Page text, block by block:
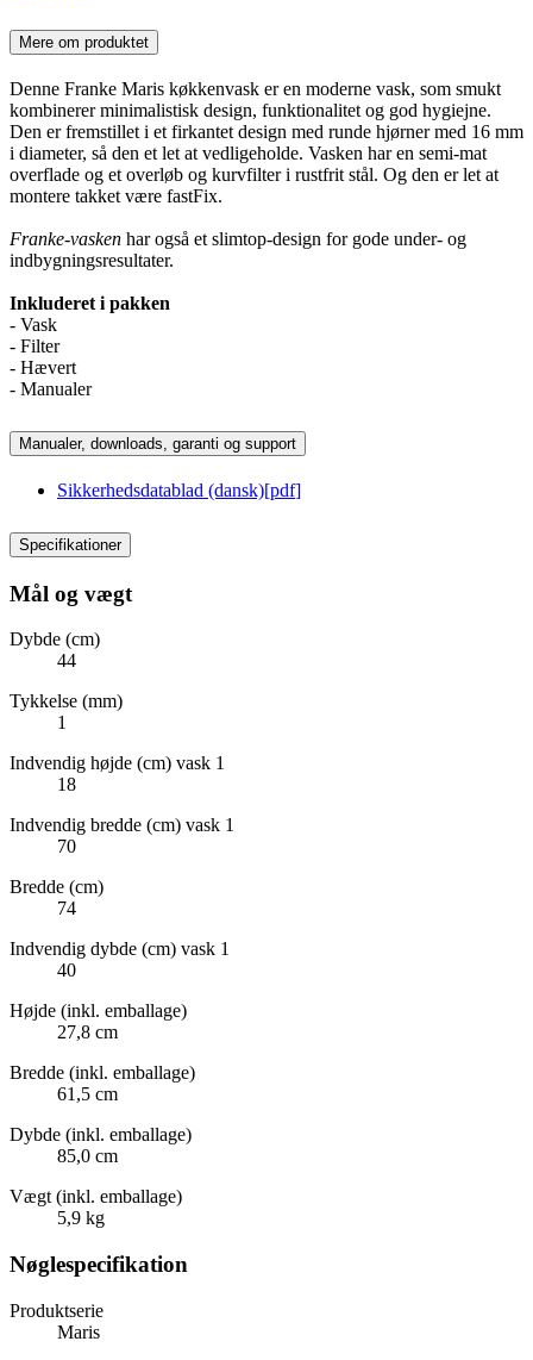
Mere om produktet
Denne Franke Maris køkkenvask er en moderne vask, som smukt
kombinerer minimalistisk design, funktionalitet og god hygiejne.
Den er fremstillet i et firkantet design med runde hjørner med 16 mm
i diameter, så den et let at vedligeholde. Vasken har en semi-mat
overflade og et overløb og kurvfilter i rustfrit stål. Og den er let at
montere takket være fastFix.
Franke-vasken har også et slimtop-design for gode under- og
indbygningsresultater.
Inkluderet i pakken
- Vask
- Filter
- Hævert
- Manualer
Manualer, downloads, garanti og support
Sikkerhedsdatablad (dansk)[pdf]
Specifikationer
Mål og vægt
Dybde (cm)
44
Tykkelse (mm)
1
Indvendig højde (cm) vask 1
18
Indvendig bredde (cm) vask 1
70
Bredde (cm)
74
Indvendig dybde (cm) vask 1
40
Højde (inkl. emballage)
27,8 cm
Bredde (inkl. emballage)
61,5 cm
Dybde (inkl. emballage)
85,0 cm
Vægt (inkl. emballage)
5,9 kg
Nøglespecifikation
Produktserie
Maris